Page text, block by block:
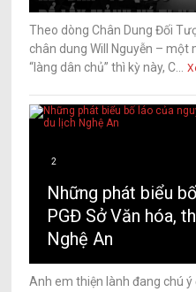
Theo dòng Chân Dung Đối
chân dung Will Nguyễn –
“làng dân chủ” thì kỳ này, C...
2
Những phát biểu
PGĐ Sở Văn hóa,
Nghệ An
Anh em thiện lành đang chú ý